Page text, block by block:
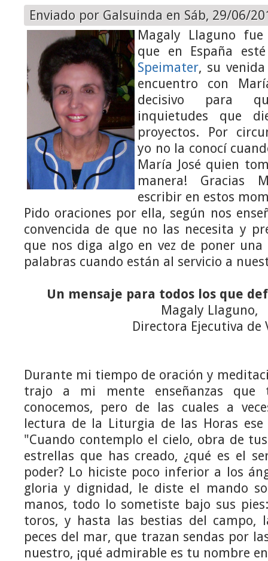
Enviado por Galsuinda en Sáb, 29/06/
Magaly Llaguno
que en España
Speimater, su
encuentro con
decisivo para
inquietudes que
proyectos. Por
yo no la conocí
María José quien
manera! Gracias
escribir en estos
Pido oraciones por ella, según nos
convencida de que no las necesita y
que nos diga algo en vez de poner
palabras cuando están al servicio a
Un mensaje para todos los que
Magaly Llaguno,
Directora Ejecutiva de
Durante mi tiempo de oración y
trajo a mi mente enseñanzas que
conocemos, pero de las cuales a
lectura de la Liturgia de las Horas
"Cuando contemplo el cielo, obra de
estrellas que has creado, ¿qué es el
poder? Lo hiciste poco inferior a los
gloria y dignidad, le diste el mando
manos, todo lo sometiste bajo sus
toros, y hasta las bestias del campo,
peces del mar, que trazan sendas por
nuestro, ¡qué admirable es tu nombre